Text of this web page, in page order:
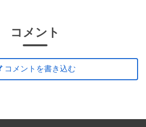
コメント
コメントを書き込む